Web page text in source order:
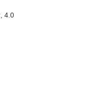
4.0